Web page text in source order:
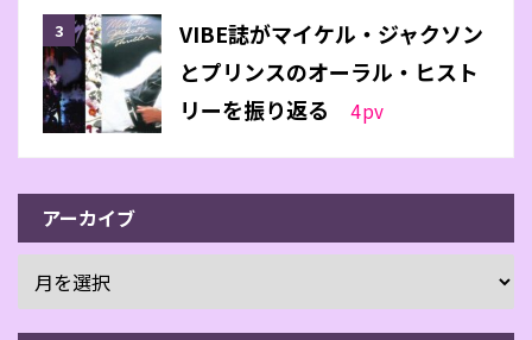
VIBE誌がマイケル・ジャクソン
とプリンスのオーラル・ヒスト
リーを振り返る
4pv
アーカイブ